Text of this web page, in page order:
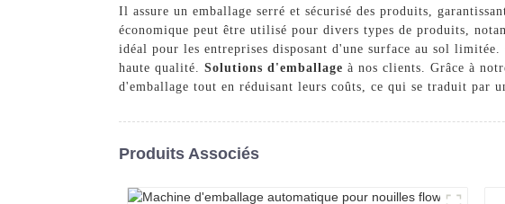
Il assure un emballage serré et sécurisé des produits,
économique peut être utilisé pour divers types de produits,
idéal pour les entreprises disposant d'une surface au sol
haute qualité. Solutions d'emballage à nos clients. Grâce à
d'emballage tout en réduisant leurs coûts, ce qui se traduit par
Produits Associés